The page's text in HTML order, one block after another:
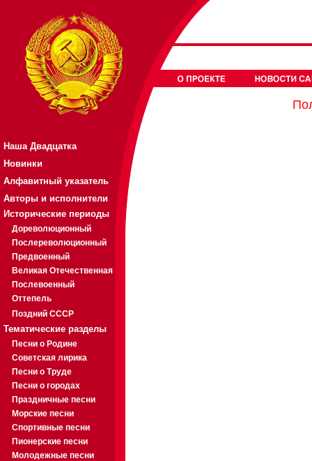
Наша Двадцатка
Новинки
Алфавитный указатель
Авторы и исполнители
Исторические периоды
Дореволюционный
Послереволюционный
Предвоенный
Великая Отечественная
Послевоенный
Оттепель
Поздний СССР
Тематические разделы
Песни о Родине
Советская лирика
Песни о Труде
Песни о городах
Праздничные песни
Морские песни
Спортивные песни
Пионерские песни
Молодежные песни